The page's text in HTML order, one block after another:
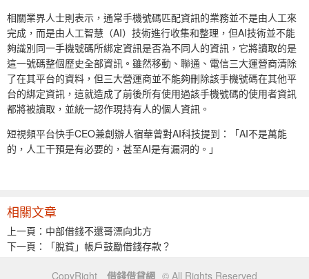
相關業界人士則表示，通常手機號碼匹配資訊的業務並不是由人工來
完成，而是由人工智慧（AI）技術進行收集和整理，但AI技術並不能
夠識別同一手機號碼所綁定資訊是否為不同人的資訊，它將讀取的是
這一號碼整個歷史全部資訊。雖然移動、聯通、電信三大運營商清除
了在其平台的資料，但三大營運商並不能夠刪除該手機號碼在其他平
台的綁定資訊，這就造成了前後所有使用過該手機號碼的使用者資訊
都將被讀取，並統一認作現持有人的個人資訊。
短視頻平台快手CEO兼創辦人宿華曾對AI科技提到：「AI不是萬能
的，人工干預是有必要的，甚至AI是有漏洞的。」
相關文章
上一頁： 中部借錢不還哥漂向北方
下一頁：
「脫貧」帳戶鼓勵借錢存款？
CopyRight 借錢借貸網 © All Rights Reserved